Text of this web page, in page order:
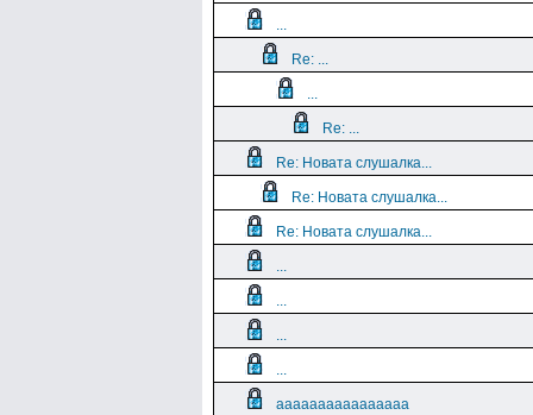
...
Re: ...
...
Re: ...
Re: Новата слушалка...
Re: Новата слушалка...
Re: Новата слушалка...
...
...
...
...
aaaaaaaaaaaaaaaa